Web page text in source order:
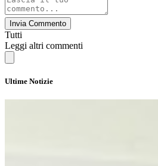
Invia Commento
Tutti
Leggi altri commenti
Ultime Notizie